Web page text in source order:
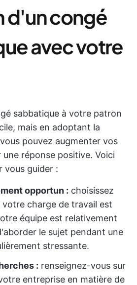
d'un congé
avec votre
sabbatique à votre patron
mais en adoptant la
pouvez augmenter vos
réponse positive. Voici
vous guider :
opportun : choisissez
votre charge de travail est
équipe est relativement
le sujet pendant une
stressante.
: renseignez-vous sur
entreprise en matière de